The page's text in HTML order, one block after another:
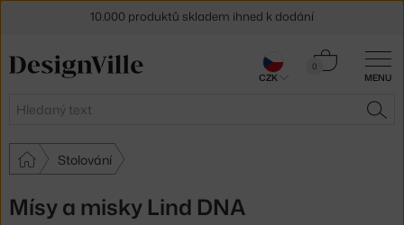
MENU
Hledat
0
Košík
Stolování
Mísy a misky Lind DNA
10.000 produktů skladem ihned k dodání
30 dní na vrácení zbožíCZK